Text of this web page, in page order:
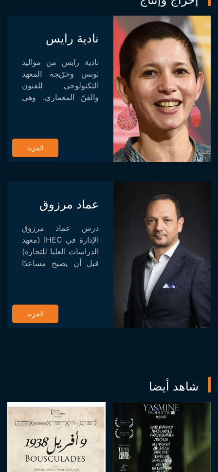
نادية رايس
نادية رايس من مواليد
تونس وخرّيجة المعهد
التكنولوجي للفنون
والفنّ المعماري. وهي
المزيد
عماد مرزوق
درس عماد مرزوق
الإدارة في IHEC (معهد
الدراسات العليا للتجارة)
قبل أن يصبح مساعدًا
بلخادي ، المخرج. حقق
المسلسل نجاح...
المزيد
شاهد أيضا